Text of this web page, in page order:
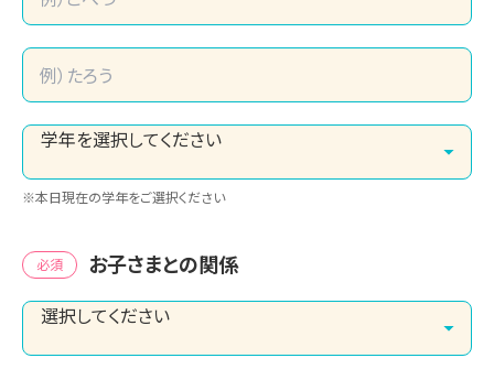
※本日現在の学年をご選択ください
必須 お子さまとの関係